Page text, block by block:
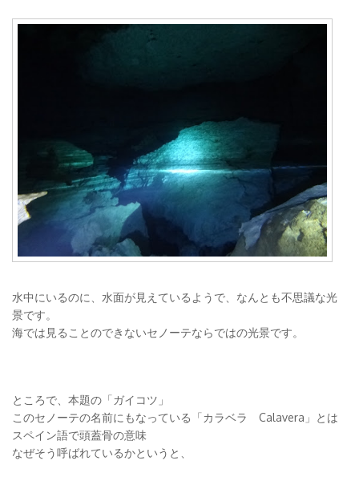
水中にいるのに、水面が見えているようで、なんとも不思議な光
景です。
海では見ることのできないセノーテならではの光景です。
ところで、本題の「ガイコツ」
このセノーテの名前にもなっている「カラベラ Calavera」とは
スペイン語で頭蓋骨の意味
なぜそう呼ばれているかというと、